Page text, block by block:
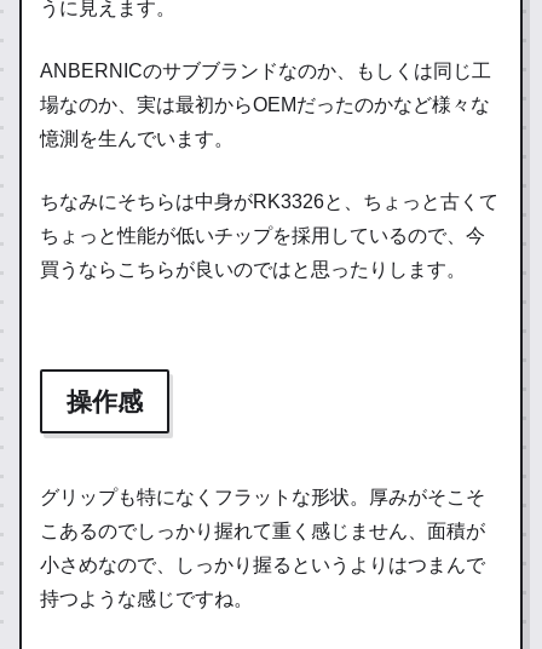
うに見えます。
ANBERNICのサブブランドなのか、もしくは同じ工
場なのか、実は最初からOEMだったのかなど様々な
憶測を生んでいます。
ちなみにそちらは中身がRK3326と、ちょっと古くて
ちょっと性能が低いチップを採用しているので、今
買うならこちらが良いのではと思ったりします。
操作感
グリップも特になくフラットな形状。厚みがそこそ
こあるのでしっかり握れて重く感じません、面積が
小さめなので、しっかり握るというよりはつまんで
持つような感じですね。